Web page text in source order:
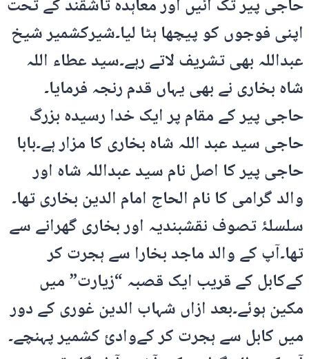
حاجی پیر تک آئیں اور معاہدہ تاشقند کے تحت
اپنی فوجوں کو پیچھا ہٹا لیا۔شیرکشمیر شیخ
عبداللہ بھی تشریف لاتے رہے۔سید عطاء اللہ
شاہ بخاری نے بھی یہاں قدم رنجہ فرمایا۔
حاجی پیر کے مقام پر ایک خدا رسیدہ بزرگ
حاجی سید عبد اللہ شاہ بخاری کا مزار ہے۔بابا
حاجی پیر کا اصل نام سید عبداللہ شاہ اور
والد گرامی کا نام الحاج امام الدین بخاری تھا۔
سلسلۂ تصوف نقشبندیہ اور بخاری گھرانے سے
تھا۔آپ کے والد ماجد بخارا سے ہجرت کر
کےکابل کے قریب ایک قصبہ “زیارت” میں
مکین ہوئے۔بعد ازاں شہاب الدین غوری کے دور
میں کابل سے ہجرت کر کےوادئ کشمیر پہنچے۔